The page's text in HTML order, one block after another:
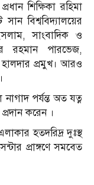
শিক্ষিকা রহিমা
বিশ্ববিদ্যালয়ের
সাংবাদিক ও
রহমান পারভেজ,
হালদার প্রমুখ। আরও
পর্যন্ত অত যত্ন
করেন ।
হতদরিদ্র দুঃস্থ
প্রাঙ্গণে সমবেত